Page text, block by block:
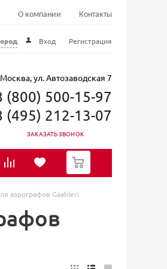
О компании Контакты
Вход Регистрация
Москва, ул. Автозаводская 7
(800) 500-15-97
(495) 212-13-07
ЗАКАЗАТЬ ЗВОНОК
0
аэрографов Gaahleri